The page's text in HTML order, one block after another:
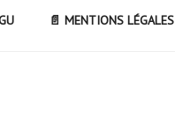
📄 MENTIONS LÉGALES